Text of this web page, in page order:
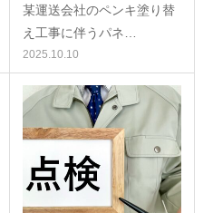
某運送会社のペンキ塗り替
え工事に伴うパネ…
2025.10.10